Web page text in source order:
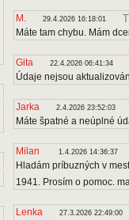
M. 29.4.2026 16:18:01
Máte tam chybu. Mám
Gita 22.4.2026 06:41:34
Údaje nejsou
Jarka 2.4.2026 23:52:03
Máte špatné a neúplné
Milan 1.4.2026 14:36:37
Hladám príbuzných v
1941. Prosím o pomoc.
Lenka 27.3.2026 22:49:00